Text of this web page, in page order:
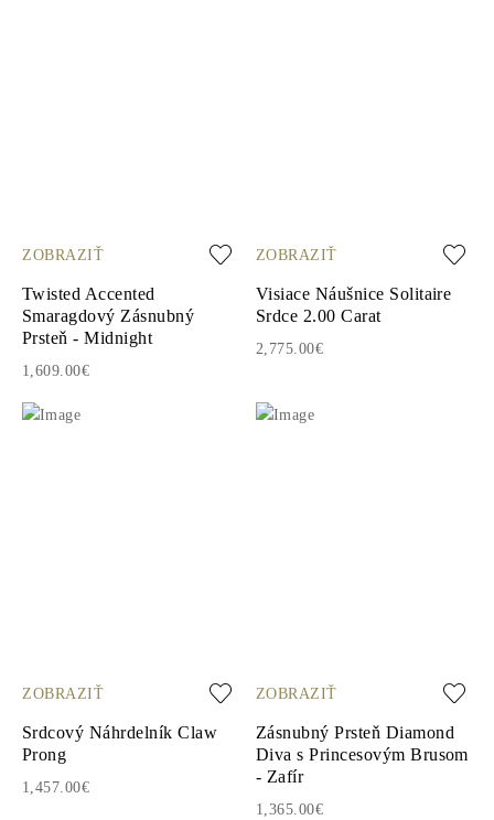
ZOBRAZIŤ
Twisted Accented
Smaragdový Zásnubný
Prsteň - Midnight
1,609.00€
ZOBRAZIŤ
Visiace Náušnice Solitaire
Srdce 2.00 Carat
2,775.00€
ZOBRAZIŤ
Srdcový Náhrdelník Claw
Prong
1,457.00€
ZOBRAZIŤ
Zásnubný Prsteň Diamond
Diva s Princesovým Brusom
- Zafír
1,365.00€